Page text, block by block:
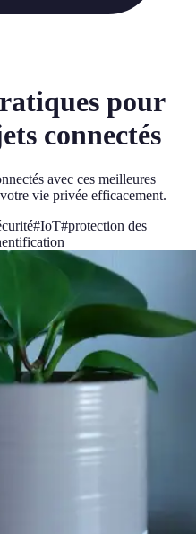
pour
connectés
avec ces meilleures
vie privée efficacement.
#IoT#protection des